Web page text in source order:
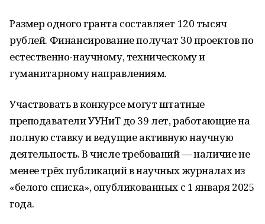
Размер одного гранта составляет 120 тысяч
рублей. Финансирование получат 30 проектов по
естественно-научному, техническому и
гуманитарному направлениям.
Участвовать в конкурсе могут штатные
преподаватели УУНиТ до 39 лет, работающие на
полную ставку и ведущие активную научную
деятельность. В числе требований — наличие не
менее трёх публикаций в научных журналах из
«белого списка», опубликованных с 1 января 2025
года.